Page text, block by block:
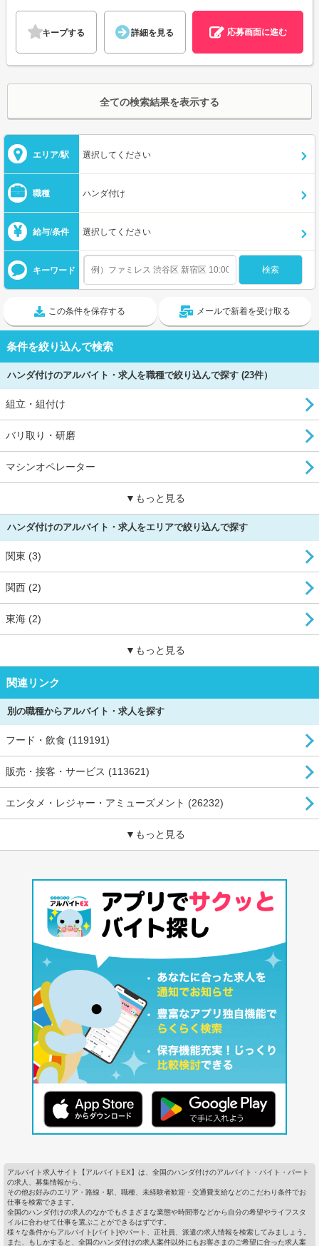
キープする 詳細を見る 応募画面に進む
全ての検索結果を表示する
エリア/駅 選択してください
職種 ハンダ付け
給与/条件 選択してください
キーワード
この条件を保存する メールで新着を受け取る
条件を絞り込んで検索
ハンダ付けのアルバイト・求人を職種で絞り込んで探す (23件）
組立・組付け
バリ取り・研磨
マシンオペレーター
▼もっと見る
ハンダ付けのアルバイト・求人をエリアで絞り込んで探す
関東 (3)
関西 (2)
東海 (2)
▼もっと見る
関連リンク
別の職種からアルバイト・求人を探す
フード・飲食 (119191)
販売・接客・サービス (113621)
エンタメ・レジャー・アミューズメント (26232)
▼もっと見る
アルバイト求人サイト【アルバイトEX】は、全国のハンダ付けのアルバイト・バイト・パート
の求人、募集情報から、
その他お好みのエリア・路線・駅、職種、未経験者歓迎・交通費支給などのこだわり条件でお
仕事を検索できます。
全国のハンダ付けの求人のなかでもさまざまな業態や時間帯などから自分の希望やライフスタ
イルに合わせて仕事を選ぶことができるはずです。
様々な条件からアルバイト[バイト]やパート、正社員、派遣の求人情報を検索してみましょう。
また、もしかすると、全国のハンダ付けの求人案件以外にもお客さまのご希望に合った求人案